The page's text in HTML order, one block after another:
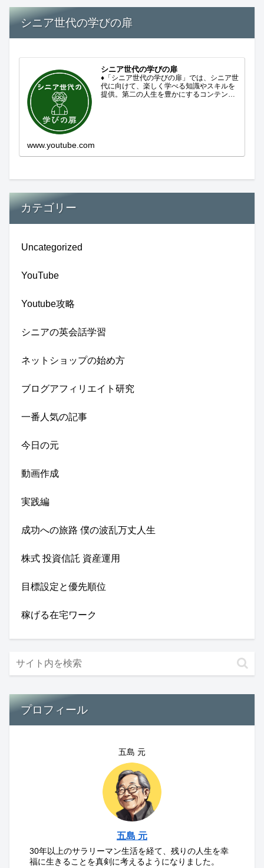
シニア世代の学びの扉
シニア世代の学びの扉
♦「シニア世代の学びの扉」では、シニア世
代に向けて、楽しく学べる知識やスキルを
提供。第二の人生を豊かにするコンテンツ
www.youtube.com
カテゴリー
Uncategorized
YouTube
Youtube攻略
シニアの英会話学習
ネットショップの始め方
ブログアフィリエイト研究
一番人気の記事
今日の元
動画作成
実践編
成功への旅路 僕の波乱万丈人生
株式 投資信託 資産運用
目標設定と優先順位
稼げる在宅ワーク
プロフィール
五島 元
五島 元
30年以上のサラリーマン生活を経て、残りの人生を幸
福に生きることを真剣に考えるようになりました。